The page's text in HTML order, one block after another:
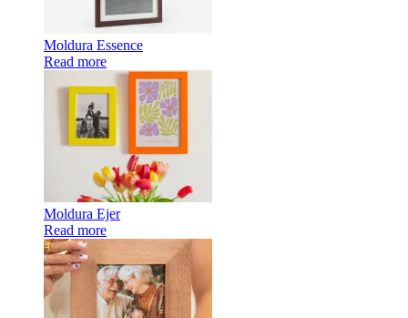
Moldura Essence
Read more
Moldura Ejer
Read more